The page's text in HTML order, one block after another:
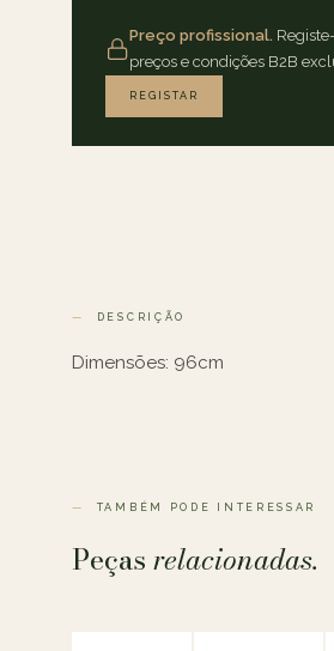
Preço profissional.
preços e condições B2B
REGISTAR
DESCRIÇÃO
Dimensões: 96cm
TAMBÉM PODE INTERESSAR
Peçasrelacionadas.